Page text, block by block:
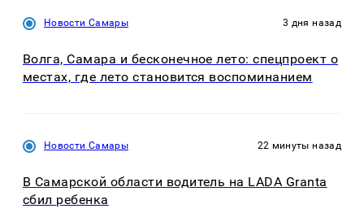
Новости Самары 3 дня назад
Волга, Самара и бесконечное лето: спецпроект о
местах, где лето становится воспоминанием
Новости Самары 22 минуты назад
В Самарской области водитель на LADA Granta
сбил ребенка